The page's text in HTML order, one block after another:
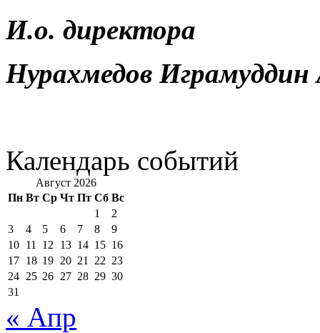
И.о. директора
Нурахмедов Играмуддин
Календарь событий
Август 2026
Пн Вт Ср Чт Пт Сб Вс
1
2
3
4 5 6 7 8
9
10 11 12 13 14 15 16
17 18 19 20 21 22 23
24 25 26 27 28 29 30
31
« Апр